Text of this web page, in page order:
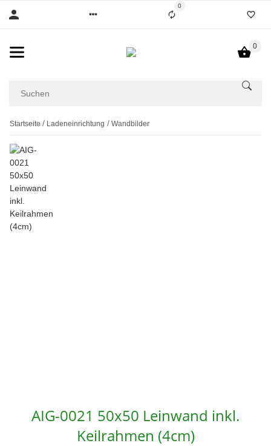
0
0
Startseite Ladeneinrichtung Wandbilder
AIG-0021 50x50 Leinwand inkl.
Keilrahmen (4cm)